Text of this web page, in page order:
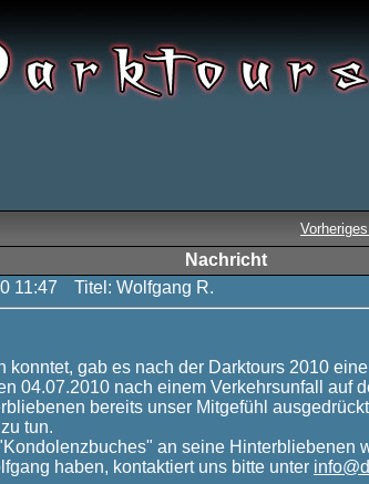
Nachricht
11:47 Titel: Wolfgang R.
konntet, gab es nach der Darktours 2010
04.07.2010 nach einem Verkehrsunfall auf
bereits unser Mitgefühl
tun.
an seine Hinterbliebenen
haben, kontaktiert uns bitte unter